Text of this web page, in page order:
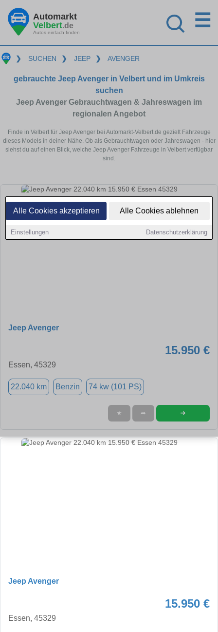
Alle Cookies akzeptieren Alle Cookies ablehnen
Einstellungen Datenschutzerklärung
Automarkt
Velbert.de
Autos einfach finden
☰
❯ SUCHEN ❯ JEEP ❯ AVENGER
gebrauchte Jeep Avenger in Velbert und im Umkreis
suchen
Jeep Avenger Gebrauchtwagen & Jahreswagen im
regionalen Angebot
Finde in Velbert für Jeep Avenger bei Automarkt-Velbert.de gezielt Fahrzeuge
dieses Models in deiner Nähe. Ob als Gebrauchtwagen oder Jahreswagen - hier
siehst du auf einen Blick, welche Jeep Avenger Fahrzeuge in Velbert verfügbar
sind.
Jeep Avenger
15.950 €
Essen, 45329
22.040 km Benzin 74 kw (101 PS)
★ ➦ ➜
Jeep Avenger
15.950 €
Essen, 45329